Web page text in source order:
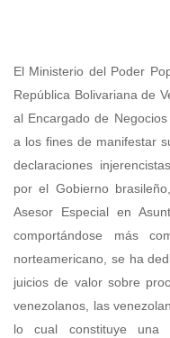
El Ministerio del Poder
República Bolivariana de
al Encargado de
a los fines de manifestar
declaraciones
por el Gobierno
Asesor Especial en
comportándose más
norteamericano, se ha
juicios de valor sobre
venezolanos, las
lo cual constituye una